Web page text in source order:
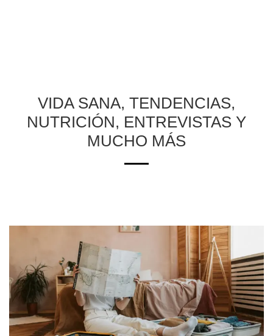
VIDA SANA, TENDENCIAS,
NUTRICIÓN, ENTREVISTAS Y
MUCHO MÁS